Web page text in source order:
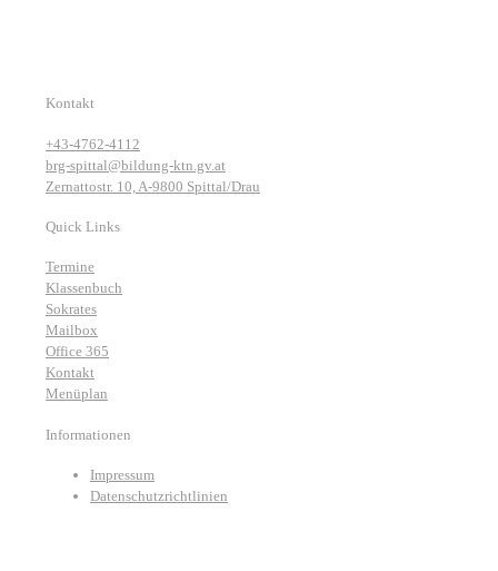
Kontakt
+43-4762-4112
brg-spittal@bildung-ktn.gv.at
Zernattostr. 10, A-9800 Spittal/Drau
Quick Links
Termine
Klassenbuch
Sokrates
Mailbox
Office 365
Kontakt
Menüplan
Informationen
Impressum
Datenschutzrichtlinien